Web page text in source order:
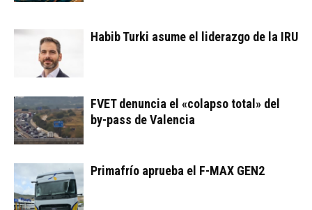
Habib Turki asume el liderazgo de la IRU
FVET denuncia el «colapso total» del
by-pass de Valencia
Primafrío aprueba el F-MAX GEN2